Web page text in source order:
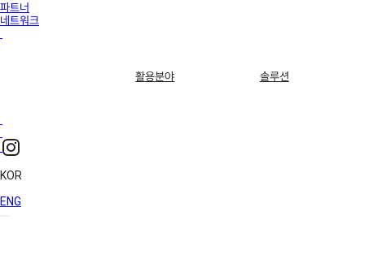
파트너
네트워크
활용분야 솔루션
KOR
ENG